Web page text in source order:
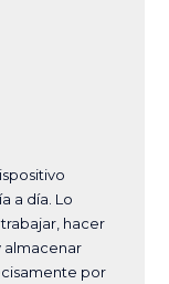
a día. Lo
hacer
almacenar
por